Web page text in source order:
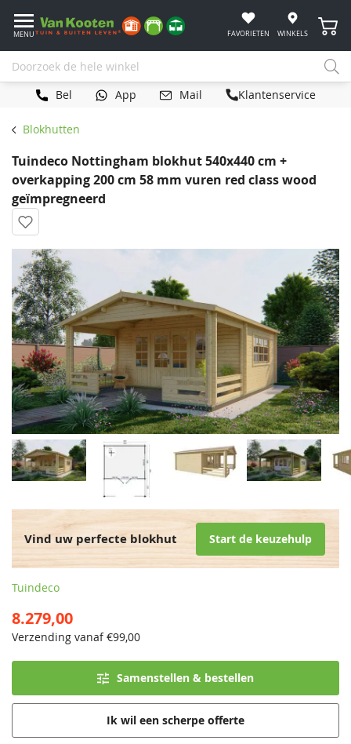
MENU FAVORIETEN WINKELS
Bel App Mail Klantenservice
Blokhutten
Tuindeco Nottingham blokhut 540x440 cm +
overkapping 200 cm 58 mm vuren red class wood
geïmpregneerd
Vind uw perfecte blokhut Start de keuzehulp
Tuindeco
8.279,00
Verzending vanaf €99,00
Samenstellen & bestellen
Ik wil een scherpe offerte